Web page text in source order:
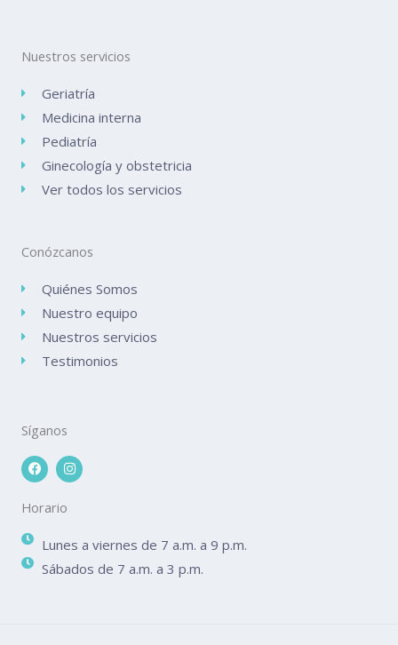
Nuestros servicios
Geriatría
Medicina interna
Pediatría
Ginecología y obstetricia
Ver todos los servicios
Conózcanos
Quiénes Somos
Nuestro equipo
Nuestros servicios
Testimonios
Síganos
F
a
c
b
o
I
n
s
r
a
m
Horario
Lunes a viernes de 7 a.m. a 9 p.m.
Sábados de 7 a.m. a 3 p.m.